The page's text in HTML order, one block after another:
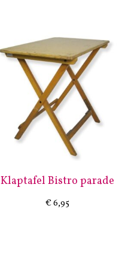
Klaptafel Bistro parade
€6,95